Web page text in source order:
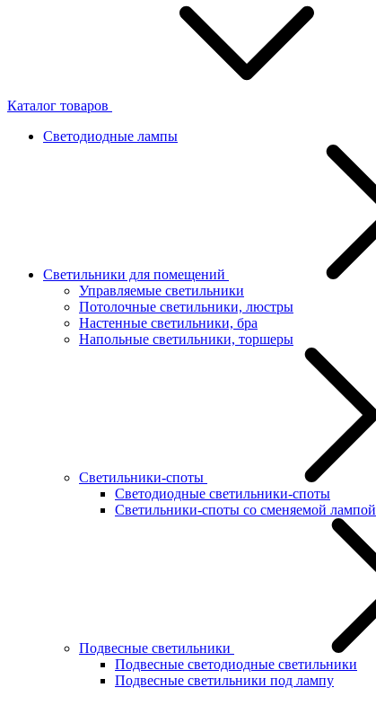
Каталог товаров
Светодиодные лампы
Светильники для помещений
Управляемые светильники
Потолочные светильники, люстры
Настенные светильники, бра
Напольные светильники, торшеры
Светильники-споты
Светодиодные светильники-споты
Светильники-споты со сменяемой лампой
Подвесные светильники
Подвесные светодиодные светильники
Подвесные светильники под лампу